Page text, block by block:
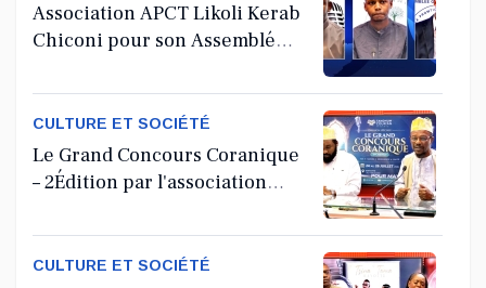
Association APCT Likoli Kerab
Chiconi pour son Assemblée
CULTURE ET SOCIÉTÉ
Le Grand Concours Coranique
– 2Édition par l'association
CULTURE ET SOCIÉTÉ